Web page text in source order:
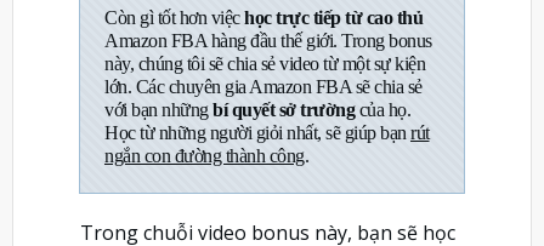
Còn gì tốt hơn việchọc trực tiếp từ cao thủ
Amazon FBA hàng đầu thế giới. Trong bonus
này, chúng tôi sẽ chia sẻ video từ một sự kiện
lớn. Các chuyên gia Amazon FBA sẽ chia sẻ
với bạn nhữngbí quyết sở trườngcủa họ.
Học từ những người giỏi nhất, sẽ giúp bạn rút
ngắn con đường thành công.
Trong chuỗi video bonus này, bạn sẽ học